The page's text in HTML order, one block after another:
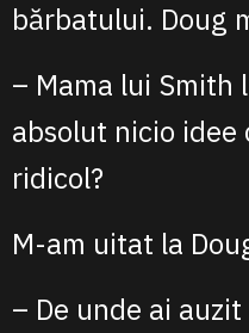
bărbatului. Doug
– Mama lui
absolut nicio idee
ridicol?
M-am uitat la
– De unde ai